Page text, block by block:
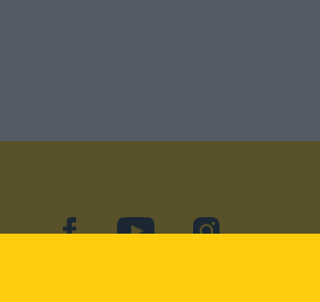
facebookYouTubeInstagram